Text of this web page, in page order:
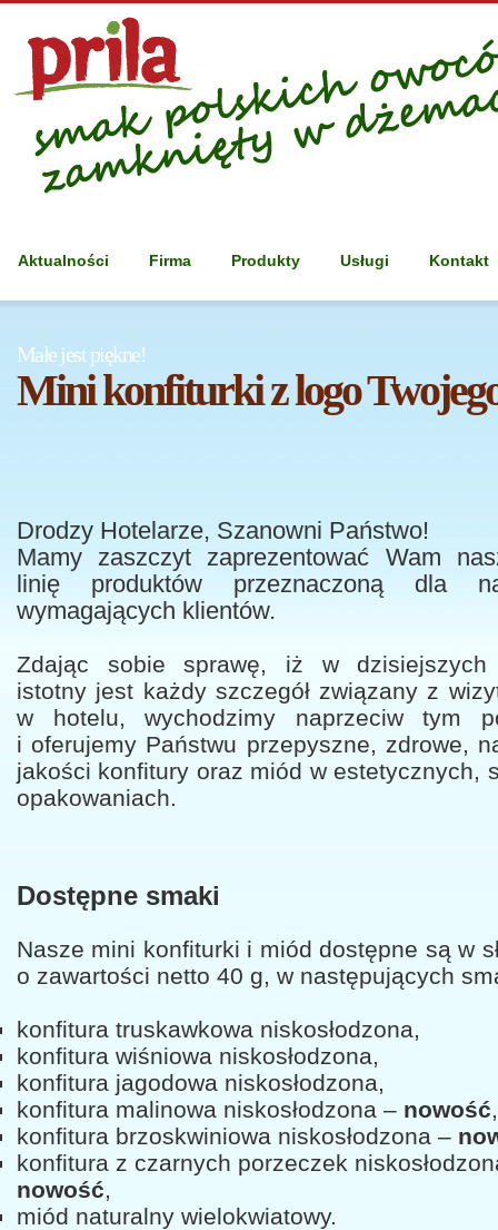
Aktualności Firma Produkty Usługi Kontakt
Małe jest piękne!
Mini konfiturki z logo
Drodzy Hotelarze, Szanowni Państwo!
Mamy zaszczyt zaprezentować Wam
linię produktów przeznaczoną dla
wymagających klientów.
Zdając sobie sprawę, iż w dzisiejszych
istotny jest każdy szczegół związany z
w hotelu, wychodzimy naprzeciw tym
i oferujemy Państwu przepyszne, zdrowe,
jakości konfitury oraz miód w estetycznych,
opakowaniach.
Dostępne smaki
Nasze mini konfiturki i miód dostępne są w
o zawartości netto 40 g, w następujących
konfitura truskawkowa niskosłodzona,
konfitura wiśniowa niskosłodzona,
konfitura jagodowa niskosłodzona,
konfitura malinowa niskosłodzona – nowość,
konfitura brzoskwiniowa niskosłodzona –
konfitura z czarnych porzeczek
nowość,
miód naturalny wielokwiatowy.